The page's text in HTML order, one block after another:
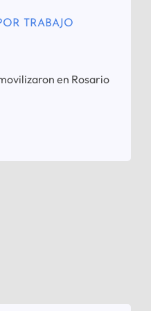
TRABAJO
en Rosario